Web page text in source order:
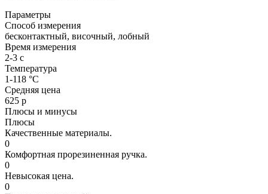
Параметры
Способ измерения
бесконтактный, височный, лобный
Время измерения
2-3 с
Температура
1-118 °C
Средняя цена
625 р
Плюсы и минусы
Плюсы
Качественные материалы.
0
Комфортная прорезиненная ручка.
0
Невысокая цена.
0